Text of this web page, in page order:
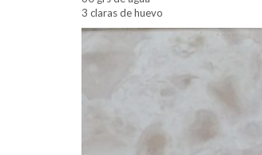
3 claras de huevo